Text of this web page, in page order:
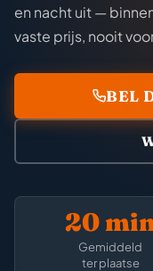
en nacht uit —
vaste prijs, nooit
BEL
20
Gemiddeld
ter plaatse